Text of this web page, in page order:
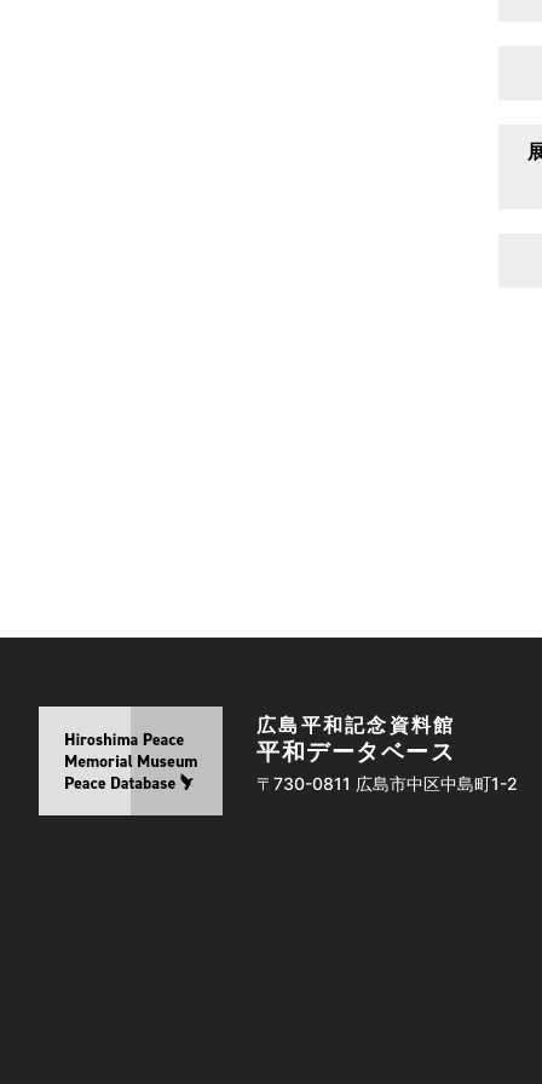
広島平和記念資料館
平和データベース
〒730-0811 広島市中区中島町1-2